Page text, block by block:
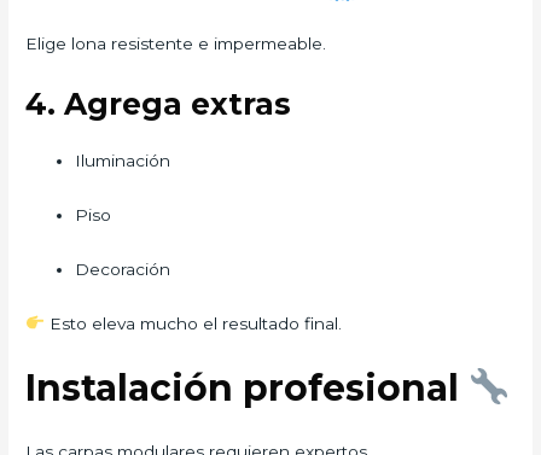
Elige lona resistente e impermeable.
4. Agrega extras
Iluminación
Piso
Decoración
Esto eleva mucho el resultado final.
Instalación profesional